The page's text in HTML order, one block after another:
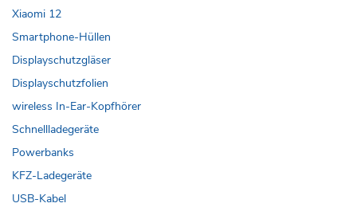
Xiaomi 12
Smartphone-Hüllen
Displayschutzgläser
Displayschutzfolien
wireless In-Ear-Kopfhörer
Schnellladegeräte
Powerbanks
KFZ-Ladegeräte
USB-Kabel